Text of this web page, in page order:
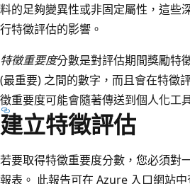
料的足夠變異性或非固定屬性，這些
行特徵評估的影響。
特徵重要度分數是對評估期間獎勵特
(最重要) 之間的數字，而且會在特徵
徵重要度可能會隨著傳送到個人化工
建立特徵評估
若要取得特徵重要度分數，您必須對
報表。 此報告可在 Azure 入口網站中